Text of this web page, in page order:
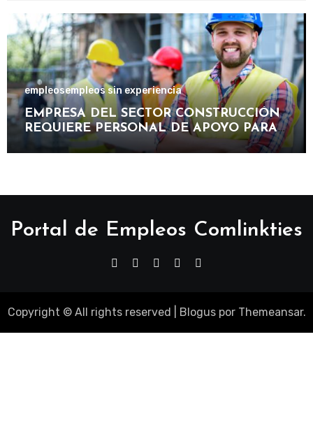
IMPORTANTE CENTRO DE SERVICIOS
AUTOMOTRICES!
empleosempleos sin experiencia
EMPRESA DEL SECTOR CONSTRUCCIÓN
REQUIERE PERSONAL DE APOYO PARA
PARTICIPAR EN PROYECTOS DE OBRAS,
MANTENIMIENTO E INFRAESTRUCTURA
Portal de Empleos Comlinkties
Copyright © All rights reserved Bloguspor Themeansar.